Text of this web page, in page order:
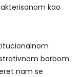
kao
borbom
nam se